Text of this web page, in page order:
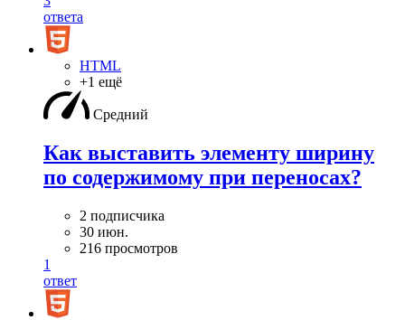
ответа
HTML
+1 ещё
Средний
Как выставить элементу ширину
по содержимому при переносах?
2 подписчика
30 июн.
216 просмотров
1
ответ